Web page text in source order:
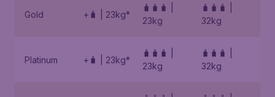
Gold +🧳 | 23kg*
🧳🧳🧳 |
23kg
🧳🧳🧳 |
32kg
Platinum +🧳 | 23kg*
🧳🧳🧳 |
23kg
🧳🧳🧳 |
32kg